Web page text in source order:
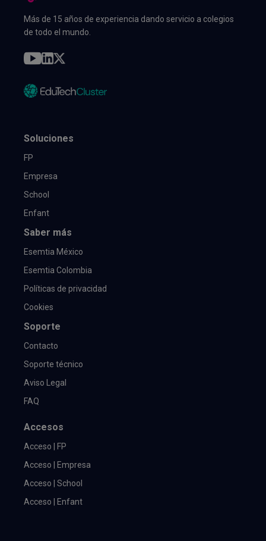
Más de 15 años de experiencia dando servicio a colegios
de todo el mundo.
Soluciones
FP
Empresa
School
Enfant
Saber más
Esemtia México
Esemtia Colombia
Políticas de privacidad
Cookies
Soporte
Contacto
Soporte técnico
Aviso Legal
FAQ
Accesos
Acceso | FP
Acceso | Empresa
Acceso | School
Acceso | Enfant